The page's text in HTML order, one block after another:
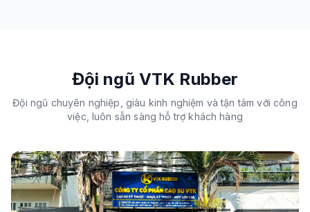
Đội ngũ VTK Rubber
Đội ngũ chuyên nghiệp, giàu kinh nghiệm và tận tâm với công
việc, luôn sẵn sàng hỗ trợ khách hàng